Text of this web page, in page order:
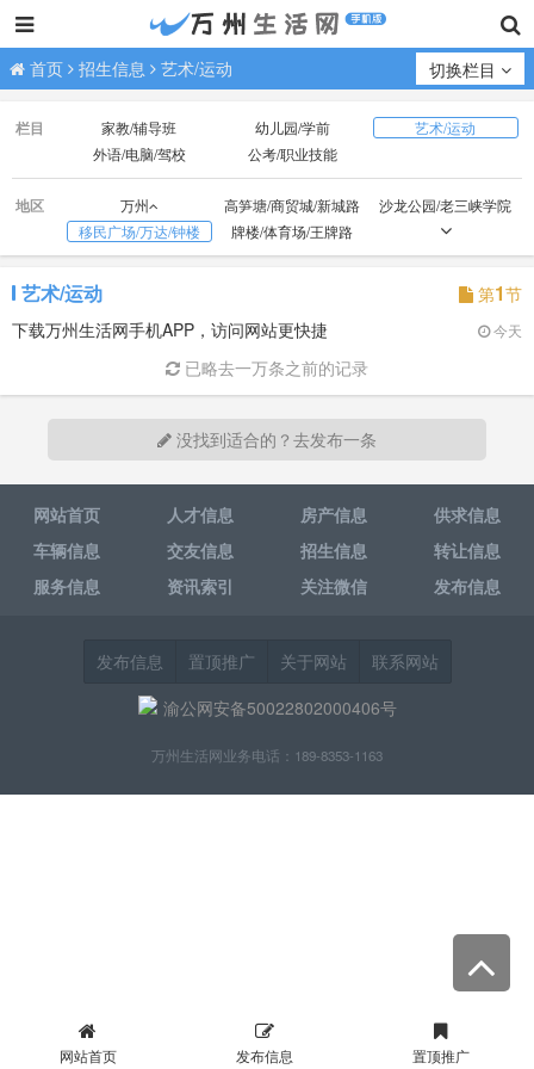
首页 招生信息 艺术/运动 切换栏目
栏目 家教/辅导班 幼儿园/学前
艺术/运动
外语/电脑/驾校
公考/职业技能
地区 万州 高笋塘/商贸城/新城路
沙龙公园/老三峡学院
移民广场/万达/钟楼
牌楼/体育场/王牌路
观音岩/光彩大市场
红光/小天鹅/国本路
外贸/双河口
火车站/龙都广场
百安坝/联合坝
火车北站/塘坊/天子湖
五桥
高峰经开区
艺术/运动 第1节
下载万州生活网手机APP，访问网站更快捷
今天
已略去一万条之前的记录
没找到适合的？去发布一条
网站首页 人才信息 房产信息
供求信息
车辆信息
交友信息 招生信息
转让信息
服务信息
资讯索引 关注微信 发布信息
发布信息 置顶推广 关于网站
联系网站
渝公网安备50022802000406号
万州生活网业务电话：189-8353-1163
网站首页 发布信息 置顶推广